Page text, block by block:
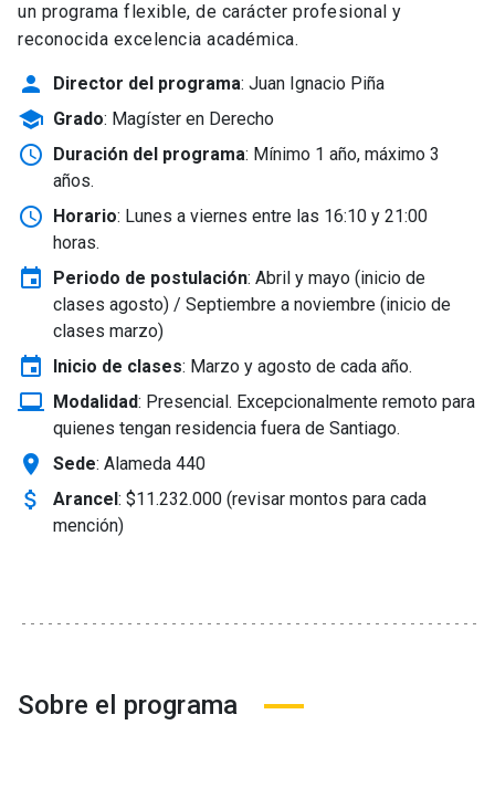
un programa flexible, de carácter profesional y
reconocida excelencia académica.
person Director del programa: Juan Ignacio Piña
school Grado: Magíster en Derecho
schedule Duración del programa: Mínimo 1 año, máximo 3
años.
schedule Horario: Lunes a viernes entre las 16:10 y 21:00
horas.
event Periodo de postulación: Abril y mayo (inicio de
clases agosto) / Septiembre a noviembre (inicio de
clases marzo)
event Inicio de clases: Marzo y agosto de cada año.
laptop_windows Modalidad: Presencial. Excepcionalmente remoto para
quienes tengan residencia fuera de Santiago.
location_on Sede: Alameda 440
attach_money Arancel: $11.232.000 (revisar montos para cada
mención)
Sobre el programa